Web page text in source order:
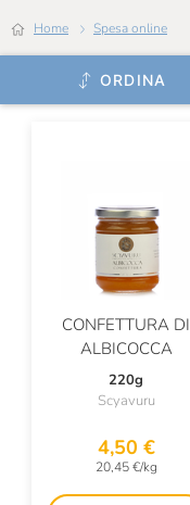
Home Spesa online
ORDINA
Galvanina
Giorgio Poeta
Giovanni Cova & C.
Giovanni Fratepietro
Golosi Di Salute
Grondona
Il Cipressino
CONFETTURA DI
ALBICOCCA
220g
Scyavuru
4,50 €
20,45 €/kg